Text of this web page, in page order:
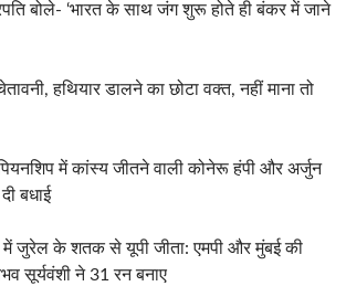
बोले- ‘भारत के साथ जंग शुरू होते ही बंकर में जाने
हथियार डालने का छोटा वक्त, नहीं माना तो
में कांस्य जीतने वाली कोनेरू हंपी और अर्जुन
बधाई
में जुरेल के शतक से यूपी जीता: एमपी और मुंबई की
सूर्यवंशी ने 31 रन बनाए